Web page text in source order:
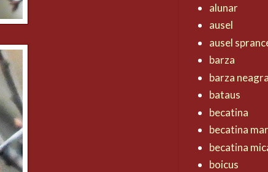
alunar
ausel
ausel
barza
barza
bataus
becatina
becatina
becatina
boicus